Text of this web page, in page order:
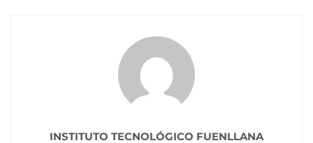
INSTITUTO TECNOLÓGICO FUENLLANA